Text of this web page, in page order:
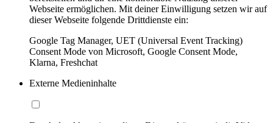
Webseite ermöglichen. Mit deiner Einwilligung setzen wir auf
dieser Webseite folgende Drittdienste ein:
Google Tag Manager, UET (Universal Event Tracking)
Consent Mode von Microsoft, Google Consent Mode,
Klarna, Freshchat
Externe Medieninhalte